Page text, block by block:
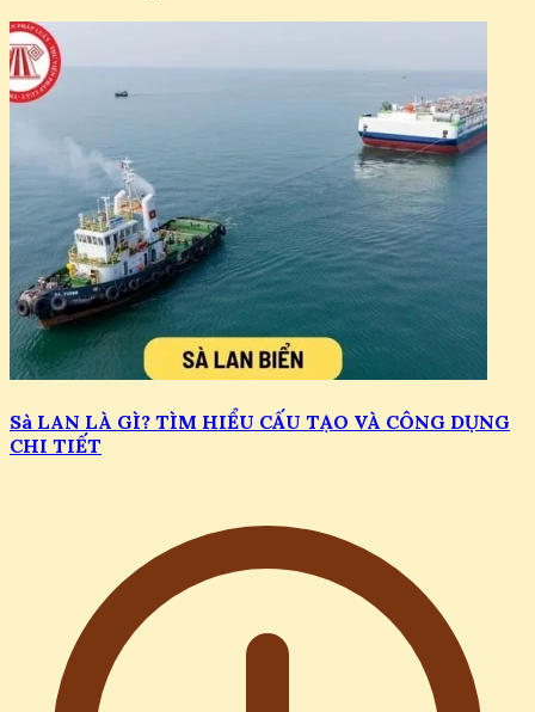
Sà LAN LÀ GÌ? TÌM HIỂU CẤU TẠO VÀ CÔNG DỤNG
CHI TIẾT